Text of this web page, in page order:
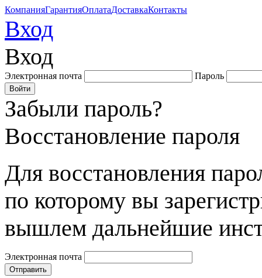
КомпанияГарантияОплатаДоставкаКонтакты
Вход
Вход
Электронная почта Пароль
Забыли пароль?
Восстановление пароля
Для восстановления
по которому вы
вышлем дальнейшие
Электронная почта